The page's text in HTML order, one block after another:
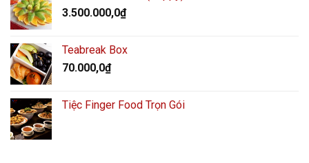
3.500.000,0₫
Teabreak Box
70.000,0₫
Tiệc Finger Food Trọn Gói